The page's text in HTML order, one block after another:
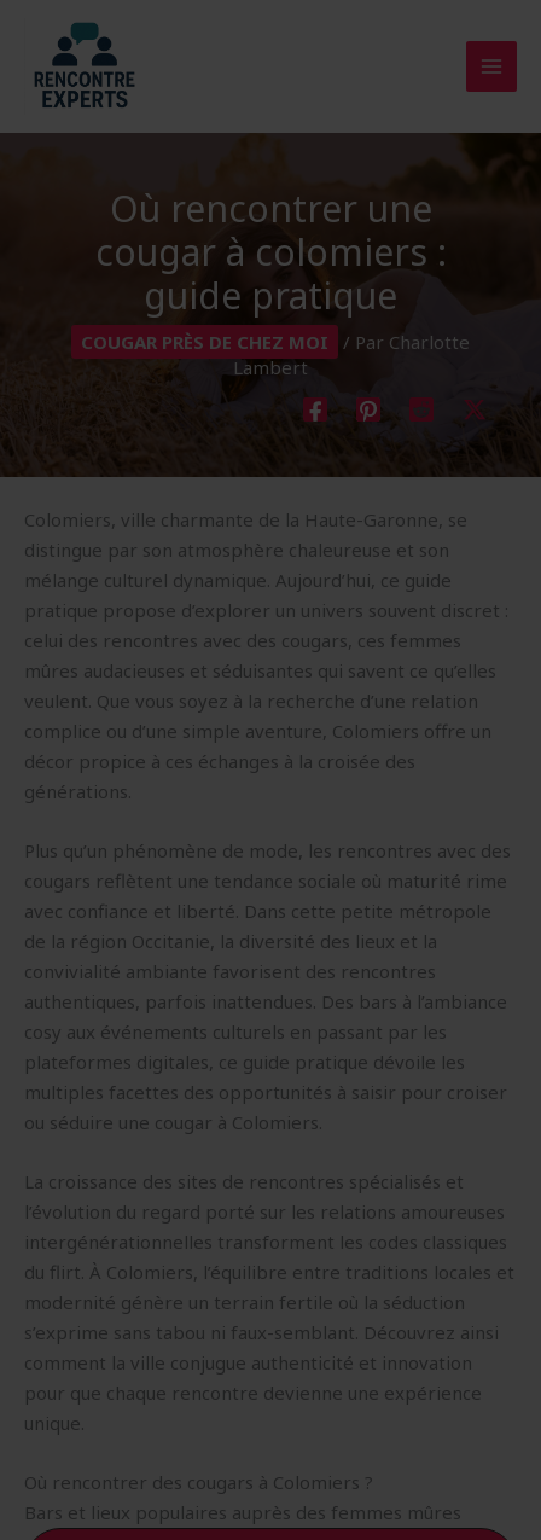
contenu
Où rencontrer une
cougar à colomiers :
guide pratique
COUGAR PRÈS DE CHEZ MOI / Par Charlotte
Lambert
Colomiers, ville charmante de la Haute-Garonne, se
distingue par son atmosphère chaleureuse et son
mélange culturel dynamique. Aujourd’hui, ce guide
pratique propose d’explorer un univers souvent discret :
celui des rencontres avec des cougars, ces femmes
mûres audacieuses et séduisantes qui savent ce qu’elles
veulent. Que vous soyez à la recherche d’une relation
complice ou d’une simple aventure, Colomiers offre un
décor propice à ces échanges à la croisée des
générations.
Plus qu’un phénomène de mode, les rencontres avec des
cougars reflètent une tendance sociale où maturité rime
avec confiance et liberté. Dans cette petite métropole
de la région Occitanie, la diversité des lieux et la
convivialité ambiante favorisent des rencontres
authentiques, parfois inattendues. Des bars à l’ambiance
cosy aux événements culturels en passant par les
plateformes digitales, ce guide pratique dévoile les
multiples facettes des opportunités à saisir pour croiser
ou séduire une cougar à Colomiers.
La croissance des sites de rencontres spécialisés et
l’évolution du regard porté sur les relations amoureuses
intergénérationnelles transforment les codes classiques
du flirt. À Colomiers, l’équilibre entre traditions locales et
modernité génère un terrain fertile où la séduction
s’exprime sans tabou ni faux-semblant. Découvrez ainsi
comment la ville conjugue authenticité et innovation
pour que chaque rencontre devienne une expérience
unique.
Où rencontrer des cougars à Colomiers ?
Bars et lieux populaires auprès des femmes mûres